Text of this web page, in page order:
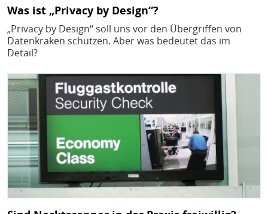
Was ist „Privacy by Design“?
„Privacy by Design“ soll uns vor den Übergriffen von
Datenkraken schützen. Aber was bedeutet das im
Detail?
Bild